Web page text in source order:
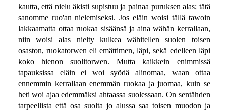
kautta, että nielu äkisti supistuu ja painaa puruksen alas; tätä
sanomme ruo'an nielemiseksi. Jos eläin woisi tällä tawoin
lakkaamatta ottaa ruokaa sisäänsä ja aina wähän kerrallaan,
niin woisi alas nielty kulkea wähitellen suolen toisen
osaston, ruokatorwen eli emättimen, läpi, sekä edelleen läpi
koko hienon suolitorwen. Mutta kaikkein enimmissä
tapauksissa eläin ei woi syödä alinomaa, waan ottaa
ennemmin kerrallaan enemmän ruokaa ja juomaa, kuin se
heti woi ajaa edemmäksi ahtaassa suolessaan. On sentähden
tarpeellista että osa suolta jo alussa saa toisen muodon ja